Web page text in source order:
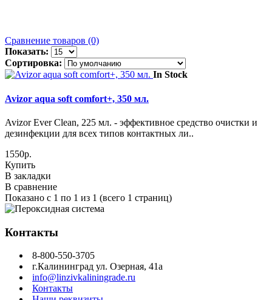
Сравнение товаров (0)
Показать:
Сортировка:
In Stock
Avizor aqua soft comfort+, 350 мл.
Avizor Ever Clean, 225 мл. - эффективное средство очистки и
дезинфекции для всех типов контактных ли..
1550р.
Купить
В закладки
В сравнение
Показано с 1 по 1 из 1 (всего 1 страниц)
Контакты
8-800-550-3705
г.Калининград ул. Озерная, 41а
info@linzivkaliningrade.ru
Контакты